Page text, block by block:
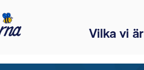
Vilka vi är